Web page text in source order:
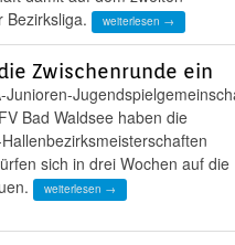
Bezirksliga.
weiterlesen →
Zwischenrunde ein
Junioren-
Bad Waldsee haben die
sich in drei Wochen auf die
weiterlesen →